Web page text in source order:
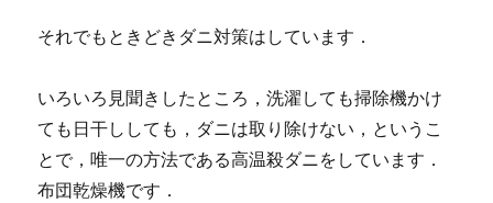
それでもときどきダニ対策はしています．
いろいろ見聞きしたところ，洗濯しても掃除機かけ
ても日干ししても，ダニは取り除けない，というこ
とで，唯一の方法である高温殺ダニをしています．
布団乾燥機です．